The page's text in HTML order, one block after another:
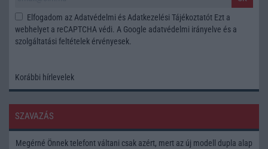
Elfogadom az Adatvédelmi és Adatkezelési Tájékoztatót Ezt a
webhelyet a reCAPTCHA védi. A Google adatvédelmi irányelve és a
szolgáltatási feltételek érvényesek.
Korábbi hírlevelek
SZAVAZÁS
Megérné Önnek telefont váltani csak azért, mert az új modell dupla alap